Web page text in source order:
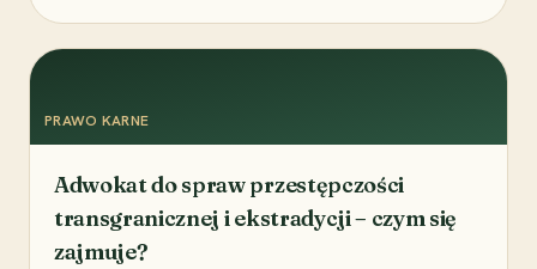
PRAWO KARNE
Adwokat do spraw przestępczości
transgranicznej i ekstradycji – czym się
zajmuje?